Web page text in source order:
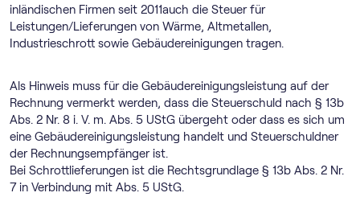
inländischen Firmen seit 2011auch die Steuer für
Leistungen/Lieferungen von Wärme, Altmetallen,
Industrieschrott sowie Gebäudereinigungen tragen.
Als Hinweis muss für die Gebäudereinigungsleistung auf der
Rechnung vermerkt werden, dass die Steuerschuld nach § 13b
Abs. 2 Nr. 8 i. V. m. Abs. 5 UStG übergeht oder dass es sich um
eine Gebäudereinigungsleistung handelt und Steuerschuldner
der Rechnungsempfänger ist.
Bei Schrottlieferungen ist die Rechtsgrundlage § 13b Abs. 2 Nr.
7 in Verbindung mit Abs. 5 UStG.